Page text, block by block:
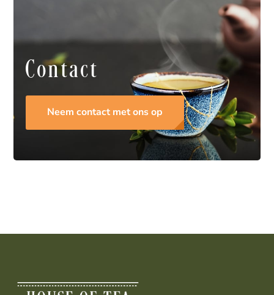
Contact
Neem contact met ons op